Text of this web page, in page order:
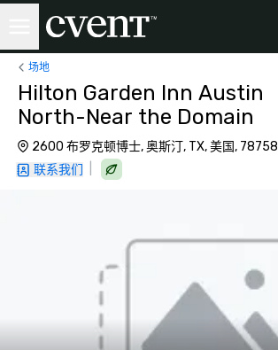
场地
Hilton Garden Inn Austin
North-Near the Domain
2600 布罗克顿博士, 奥斯汀, TX, 美国, 78758
联系我们